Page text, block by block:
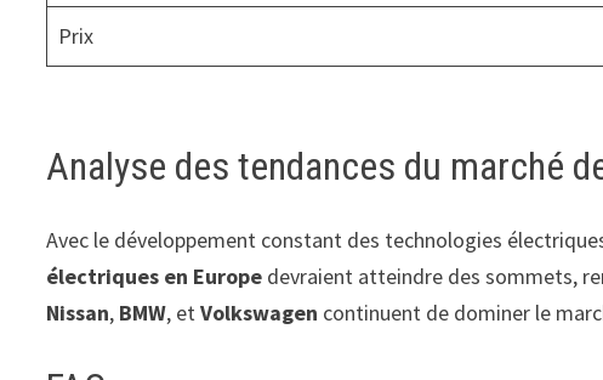
Prix
Analyse des tendances du marché
Avec le développement constant des technologies
électriques en Europe devraient atteindre des sommets,
Nissan, BMW, etVolkswagen continuent de dominer le